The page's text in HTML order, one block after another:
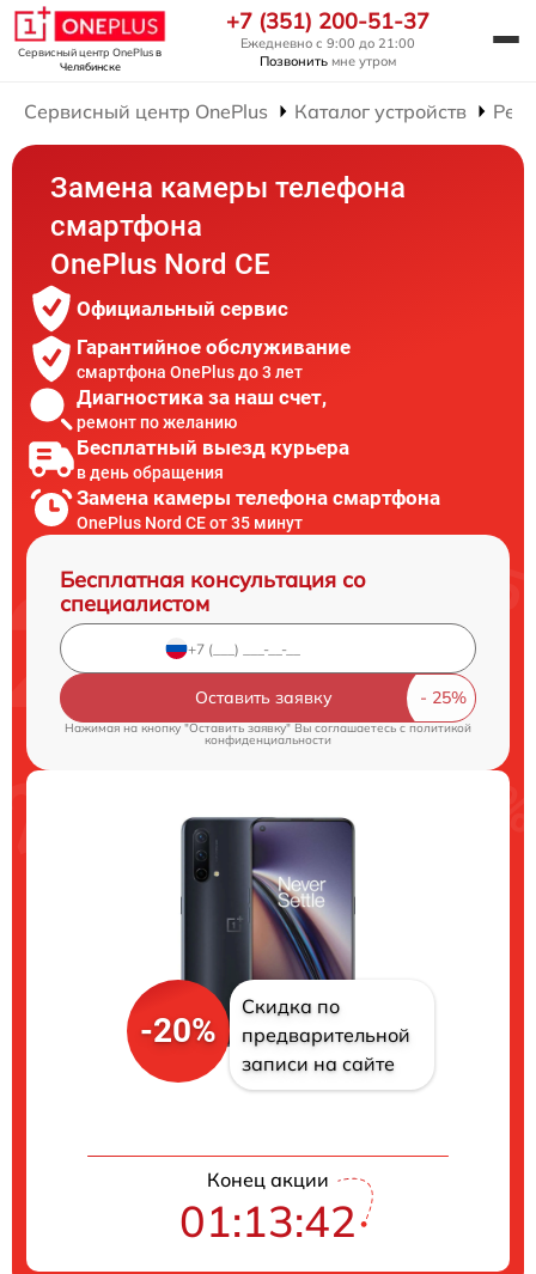
Сервисный центр OnePlusв
Челябинске
+7 (351) 200-51-37
Ежедневно с 9:00 до 21:00
Позвонить мне утром
Сервисный центр OnePlus Каталог устройств
Замена камеры телефона
смартфона
OnePlus Nord CE
Официальный сервис
Гарантийное обслуживание
смартфона OnePlus до 3 лет
Диагностика за наш счет,
ремонт по желанию
Бесплатный выезд курьера
в день обращения
Замена камеры телефона смартфона
OnePlus Nord CE от 35 минут
Бесплатная консультация со
специалистом
Оставить заявку
Нажимая на кнопку "Оставить заявку" Вы соглашаетесь c политикой
конфиденциальности
-20%
Скидка по
предварительной
записи на сайте
Конец акции
01:13:41